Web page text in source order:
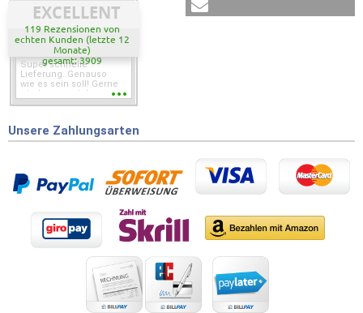
EXCELLENT
119 Rezensionen von
echten Kunden (letzte 12
Monate)
gesamt: 3909
Super schnelle
Lieferung. Genauso
wie es sein soll! Gerne
wieder wenn ich was
Unsere Zahlungsarten